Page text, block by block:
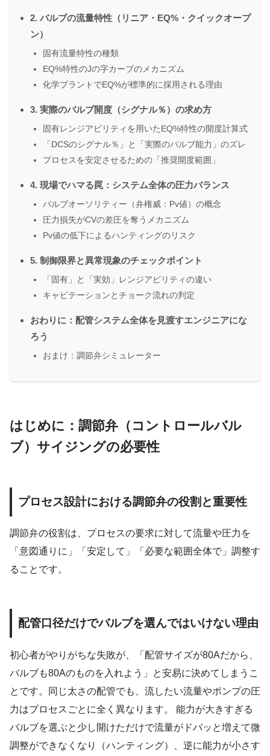
2. バルブの流量特性（リニア・EQ%・クイックオープ
ン）
固有流量特性の種類
EQ%特性のJの字カーブのメカニズム
化学プラントでEQ%が標準的に採用される理由
3. 実際のバルブ開度（シグナル％）の求め方
固有レンジアビリティを用いたEQ%特性の開度計算式
「DCSのシグナル％」と「実際のバルブ能力」のズレ
プロセスを安定させるための「推奨開度範囲」
4. 現場でハマる罠：システム全体の圧力バランス
バルブオーソリティー（弁権威：Pv値）の概念
圧力損失がCVの差圧を奪うメカニズム
Pv値の低下によるハンティングのリスク
5. 制御限界と異常現象のチェックポイント
「固有」と「実効」レンジアビリティの違い
キャビテーションとチョーク流れの判定
おわりに：配管システム全体を見渡すエンジニアにな
ろう
おまけ：調節弁シミュレーター
はじめに：調節弁（コントロールバル
ブ）サイジングの必要性
プロセス設計における調節弁の役割と重要性
調節弁の役割は、プロセスの要求に対して流量や圧力を
「意図通りに」「安定して」「必要な範囲全体で」調整す
ることです。
配管口径だけでバルブを選んではいけない理由
初心者がやりがちな失敗が、「配管サイズが80Aだから、
バルブも80Aのものを入れよう」と安易に決めてしまうこ
とです。同じ太さの配管でも、流したい流量やポンプの圧
力はプロセスごとに全く異なります。 能力が大きすぎる
バルブを選ぶと少し開けただけで流量がドバッと増えて微
調整ができなくなり（ハンティング）、逆に能力が小さす